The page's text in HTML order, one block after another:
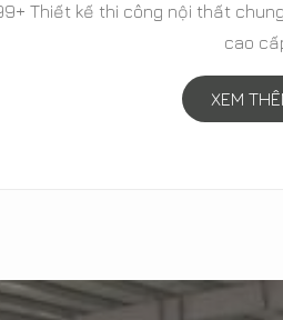
Thiết kế biệt thự hiện đại, biệt thự
biệt thự vườn đẳng
XEM